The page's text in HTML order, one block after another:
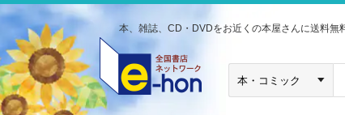
本、雑誌、CD・DVDをお近くの本屋さんに送料無